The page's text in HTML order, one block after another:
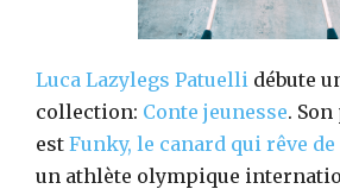
Luca Lazylegs Patuelli débute
collection: Conte jeunesse.
est Funky, le canard qui rêve
un athlète olympique